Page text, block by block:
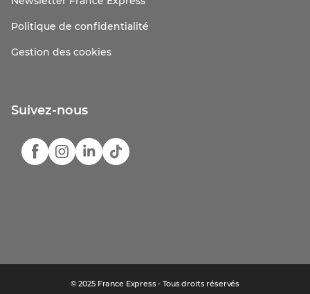
Politique de confidentialité
Gestion des cookies
Suivez-nous
© 2025 France Express - Tous droits réservés